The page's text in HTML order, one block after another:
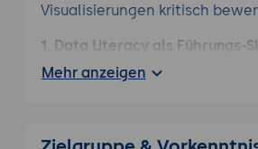
Visualisierungen kritisch
1. Data Literacy als Führungs-
Grundlagen und Mindset
Argumentations-Disziplin.
Mehr anzeigen